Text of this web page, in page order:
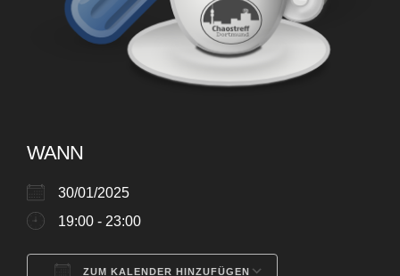
WANN
30/01/2025
19:00 - 23:00
ZUM KALENDER HINZUFÜGEN